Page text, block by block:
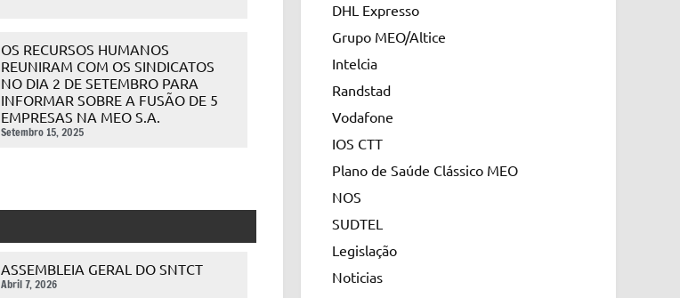
OS RECURSOS HUMANOS
REUNIRAM COM OS SINDICATOS
NO DIA 2 DE SETEMBRO PARA
INFORMAR SOBRE A FUSÃO DE 5
EMPRESAS NA MEO S.A.
Setembro 15, 2025
ASSEMBLEIA GERAL DO SNTCT
Abril 7, 2026
DHL Expresso
Grupo MEO/Altice
Intelcia
Randstad
Vodafone
IOS CTT
Plano de Saúde Clássico MEO
NOS
SUDTEL
Legislação
Noticias